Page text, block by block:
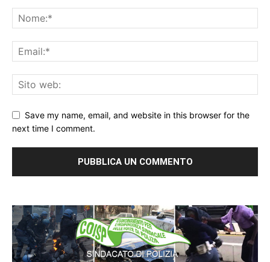
Save my name, email, and website in this browser for the
next time I comment.